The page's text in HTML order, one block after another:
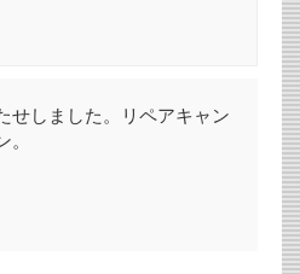
せしました。リペアキャン